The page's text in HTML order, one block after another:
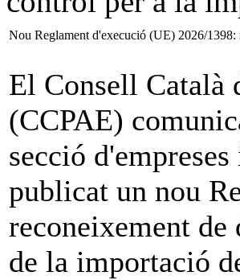
Nou Reglament d'execució (UE) 2026/
El Consell Català
(CCPAE)
secció
publicat un nou
reconeixement de
de la importació